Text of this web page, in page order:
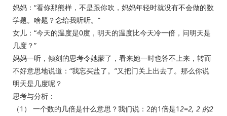
妈妈：“看你那熊样，不是跟你吹，妈妈年轻时就没有不会做的数
学题。啥题？念给我听听。”
女儿：“今天的温度是0度，明天的温度比今天冷一倍，问明天是
几度？”
妈妈一听，倾刻的思考令她蒙了，看来她一时也答不上来，转而
不好意思地说道：“我忘买盐了。”又把门关上出去了。那么你说
明天是几度呢？
思考与分析：
（1） 一个数的几倍是什么意思？我们说：2的1倍是12=2, 2 的2